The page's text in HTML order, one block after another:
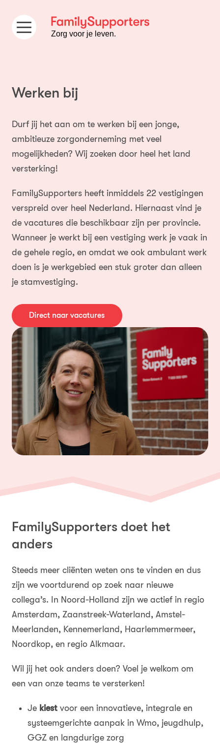
Zorg voor je leven.
Werken bij
Durf jij het aan om te werken bij een jonge,
ambitieuze zorgonderneming met veel
mogelijkheden? Wij zoeken door heel het land
versterking!
FamilySupporters heeft inmiddels 22 vestigingen
verspreid over heel Nederland. Hiernaast vind je
de vacatures die beschikbaar zijn per provincie.
Wanneer je werkt bij een vestiging werk je vaak in
de gehele regio, en omdat we ook ambulant werk
doen is je werkgebied een stuk groter dan alleen
je stamvestiging.
Direct naar vacatures
FamilySupporters doet het
anders
Steeds meer cliënten weten ons te vinden en dus
zijn we voortdurend op zoek naar nieuwe
collega’s. In Noord-Holland zijn we actief in regio
Amsterdam, Zaanstreek-Waterland, Amstel-
Meerlanden, Kennemerland, Haarlemmermeer,
Noordkop, en regio Alkmaar.
Wil jij het ook anders doen? Voel je welkom om
een van onze teams te versterken!
Je kiest voor een innovatieve, integrale en
systeemgerichte aanpak in Wmo, jeugdhulp,
GGZ en langdurige zorg